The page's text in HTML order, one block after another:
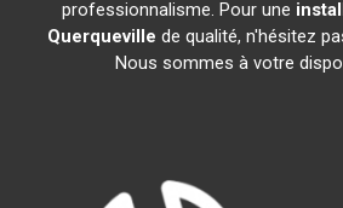
professionnalisme. Pour une
Querqueville de qualité, n'hésitez
Nous sommes à votre